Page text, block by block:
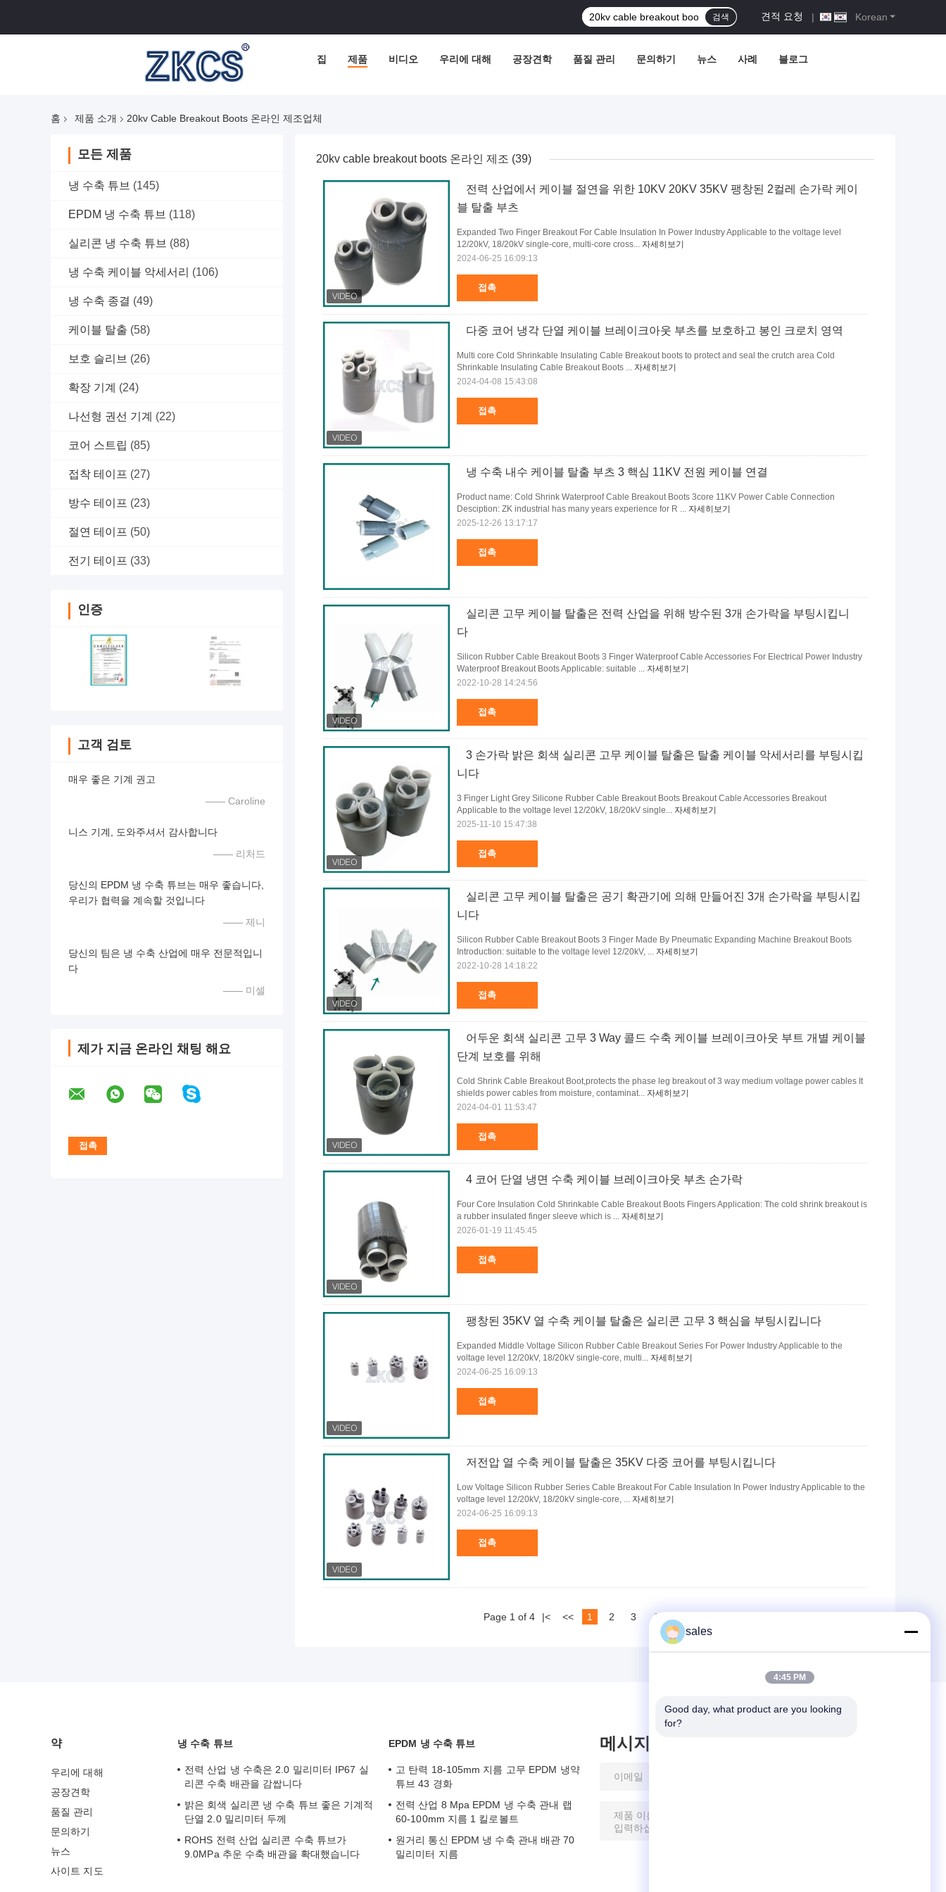
Korean
견적 요청 |
검색
집 제품 비디오 우리에 대해 공장견학 품질 관리 문의하기 뉴스 사례 블로그
홈 제품 소개 20kv Cable Breakout Boots 온라인 제조업체
모든 제품
냉 수축 튜브 (145)
EPDM 냉 수축 튜브 (118)
실리콘 냉 수축 튜브 (88)
냉 수축 케이블 악세서리 (106)
냉 수축 종결 (49)
케이블 탈출 (58)
보호 슬리브 (26)
확장 기계 (24)
나선형 권선 기계 (22)
코어 스트립 (85)
접착 테이프 (27)
방수 테이프 (23)
절연 테이프 (50)
전기 테이프 (33)
인증
고객 검토
매우 좋은 기계 권고
—— Caroline
니스 기계, 도와주셔서 감사합니다
—— 리처드
당신의 EPDM 냉 수축 튜브는 매우 좋습니다,
우리가 협력을 계속할 것입니다
—— 제니
당신의 팀은 냉 수축 산업에 매우 전문적입니
다
—— 미셀
제가 지금 온라인 채팅 해요
20kv cable breakout boots 온라인 제조 (39)
전력 산업에서 케이블 절연을 위한 10KV 20KV 35KV 팽창된 2컬레 손가락 케이
블 탈출 부츠
접촉
Expanded Two Finger Breakout For Cable Insulation In Power Industry Applicable to the voltage level
12/20kV, 18/20kV single-core, multi-core cross... 자세히보기
2024-06-25 16:09:13
다중 코어 냉각 단열 케이블 브레이크아웃 부츠를 보호하고 봉인 크로치 영역
접촉
Multi core Cold Shrinkable Insulating Cable Breakout​ boots to protect and seal the crutch area Cold
Shrinkable Insulating Cable Breakout Boots ... 자세히보기
2024-04-08 15:43:08
냉 수축 내수 케이블 탈출 부츠 3 핵심 11KV 전원 케이블 연결
접촉
Product name: Cold Shrink Waterproof Cable Breakout Boots 3core 11KV Power Cable Connection
Desciption: ZK industrial has many years experience for R ... 자세히보기
2025-12-26 13:17:17
실리콘 고무 케이블 탈출은 전력 산업을 위해 방수된 3개 손가락을 부팅시킵니
다
접촉
Silicon Rubber Cable Breakout Boots 3 Finger Waterproof Cable Accessories For Electrical Power Industry
Waterproof Breakout Boots Applicable: suitable ... 자세히보기
2022-10-28 14:24:56
3 손가락 밝은 회색 실리콘 고무 케이블 탈출은 탈출 케이블 악세서리를 부팅시킵
니다
접촉
3 Finger Light Grey Silicone Rubber Cable Breakout Boots Breakout Cable Accessories Breakout
Applicable to the voltage level 12/20kV, 18/20kV single... 자세히보기
2025-11-10 15:47:38
실리콘 고무 케이블 탈출은 공기 확관기에 의해 만들어진 3개 손가락을 부팅시킵
니다
접촉
Silicon Rubber Cable Breakout Boots 3 Finger Made By Pneumatic Expanding Machine Breakout Boots
Introduction: suitable to the voltage level 12/20kV, ... 자세히보기
2022-10-28 14:18:22
어두운 회색 실리콘 고무 3 Way 콜드 수축 케이블 브레이크아웃 부트 개별 케이블
단계 보호를 위해
접촉
Cold Shrink Cable Breakout Boot,protects the phase leg breakout of 3 way medium voltage power cables It
shields power cables from moisture, contaminat... 자세히보기
2024-04-01 11:53:47
4 코어 단열 냉면 수축 케이블 브레이크아웃 부츠 손가락
접촉
Four Core Insulation Cold Shrinkable Cable Breakout Boots Fingers Application: The cold shrink breakout is
a rubber insulated finger sleeve which is ... 자세히보기
2026-01-19 11:45:45
팽창된 35KV 열 수축 케이블 탈출은 실리콘 고무 3 핵심을 부팅시킵니다
접촉
Expanded Middle Voltage Silicon Rubber Cable Breakout Series For Power Industry Applicable to the
voltage level 12/20kV, 18/20kV single-core, multi... 자세히보기
2024-06-25 16:09:13
저전압 열 수축 케이블 탈출은 35KV 다중 코어를 부팅시킵니다
접촉
Low Voltage Silicon Rubber Series Cable Breakout For Cable Insulation In Power Industry Applicable to the
voltage level 12/20kV, 18/20kV single-core, ... 자세히보기
2024-06-25 16:09:13
Page 1 of 4 |< << 1 2 3 4 >>
약
우리에 대해
공장견학
품질 관리
문의하기
뉴스
사이트 지도
냉 수축 튜브
전력 산업 냉 수축은 2.0 밀리미터 IP67 실
리콘 수축 배관을 감쌉니다
밝은 회색 실리콘 냉 수축 튜브 좋은 기계적
단열 2.0 밀리미터 두께
ROHS 전력 산업 실리콘 수축 튜브가
9.0MPa 추운 수축 배관을 확대했습니다
EPDM 냉 수축 튜브
고 탄력 18-105mm 지름 고무 EPDM 냉약
튜브 43 경화
전력 산업 8 Mpa EPDM 냉 수축 관내 랩
60-100mm 지름 1 킬로볼트
원거리 통신 EPDM 냉 수축 관내 배관 70
밀리미터 지름
메시지를 남겨주세요
sales
4:45 PM
Good day, what product are you looking
for?